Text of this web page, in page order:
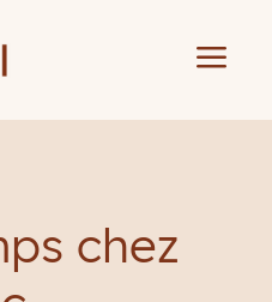
a
chez